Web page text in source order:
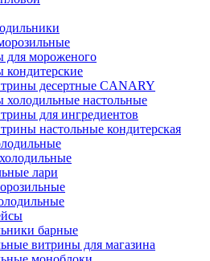
для мороженого
десертные CANARY
настольные
для ингредиентов
настольные кондитерская
лари
барные
витрины для магазина